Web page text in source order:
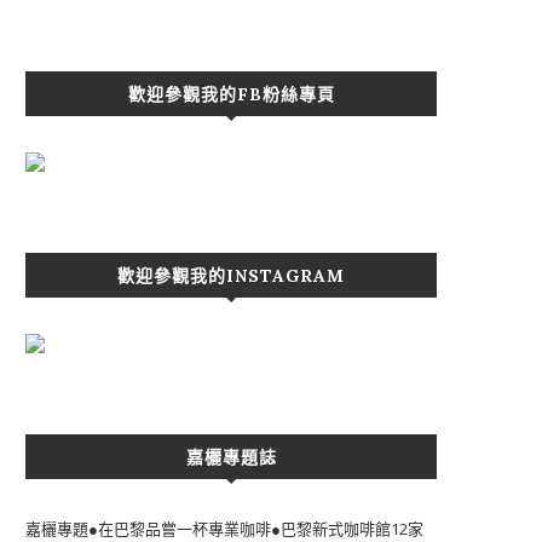
歡迎參觀我的FB粉絲專頁
歡迎參觀我的INSTAGRAM
嘉欐專題誌
嘉欐專題●在巴黎品嘗一杯專業咖啡●巴黎新式咖啡館12家